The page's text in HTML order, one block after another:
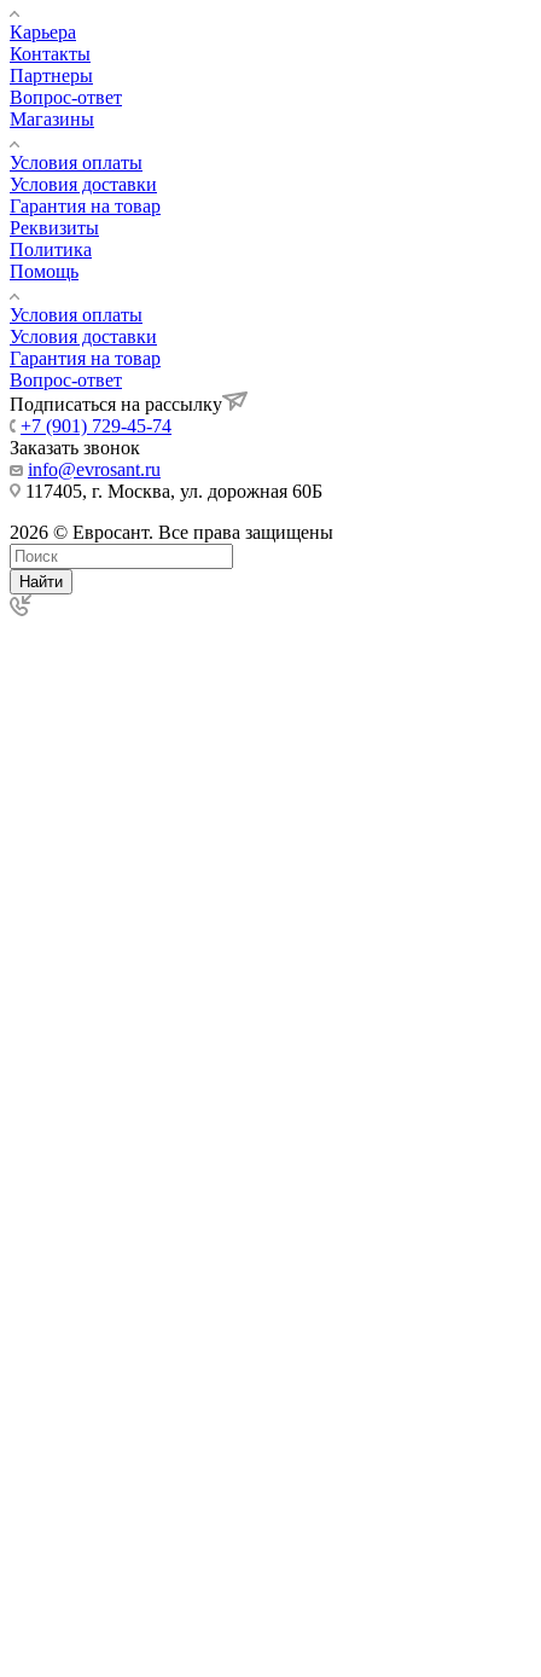
Карьера
Контакты
Партнеры
Вопрос-ответ
Магазины
Условия оплаты
Условия доставки
Гарантия на товар
Реквизиты
Политика
Помощь
Условия оплаты
Условия доставки
Гарантия на товар
Вопрос-ответ
Подписаться на рассылку
+7 (901) 729-45-74
Заказать звонок
info@evrosant.ru
117405, г. Москва, ул. дорожная 60Б
2026 © Евросант. Все права защищены
Найти